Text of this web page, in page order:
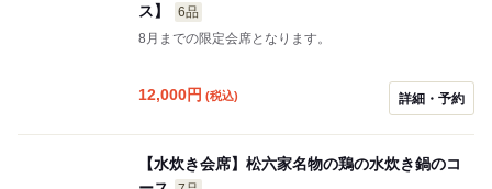
ス】
6品
8月までの限定会席となります。
12,000円 (税込) 詳細・予約
【水炊き会席】松六家名物の鶏の水炊き鍋のコ